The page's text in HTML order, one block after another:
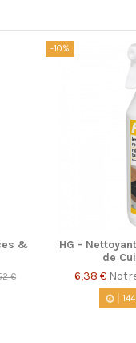
&
€
-10%
HG -
de
6,38 €
144